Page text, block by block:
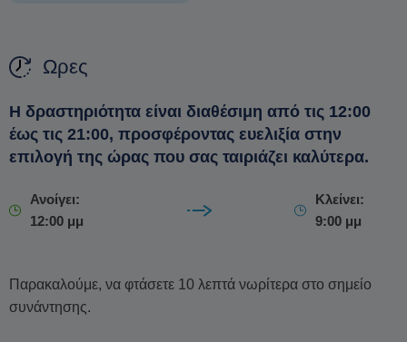
και τη μεστή, ημίσκληρη
Ξινότυροτου Κουφόπουλου με την ξερή, θρυμματιζόμενη
υφή, και ολοκληρώστε με το φρέσκο, ντελικάτοΑνθότυρο
από πειραματική παρτίδα.
Καθώς δοκιμάζετε, θα ακούσετε συναρπαστικές ιστορικές
και μυθολογικές αφηγήσεις, συνοδευόμενες από
Απαραίτητο για τους λάτρεις της γαστρονομίας, της
Ωρες
Η δραστηριότητα είναι διαθέσιμη από τις 12:00
έως τις 21:00, προσφέροντας ευελιξία στην
επιλογή της ώρας που σας ταιριάζει καλύτερα.
Ανοίγει:
12:00 μμ
Κλείνει:
9:00 μμ
Παρακαλούμε, να φτάσετε 10 λεπτά νωρίτερα στο σημείο
συνάντησης.